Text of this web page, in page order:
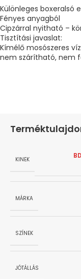
Különleges boxeralsó
Fényes anyagból
Cipzárral nyitható –
Tisztítási javaslat:
Kímélő mosószeres
nem szárítható, nem
KINEK
MÁRKA
SZÍNEK
JÓTÁLLÁS